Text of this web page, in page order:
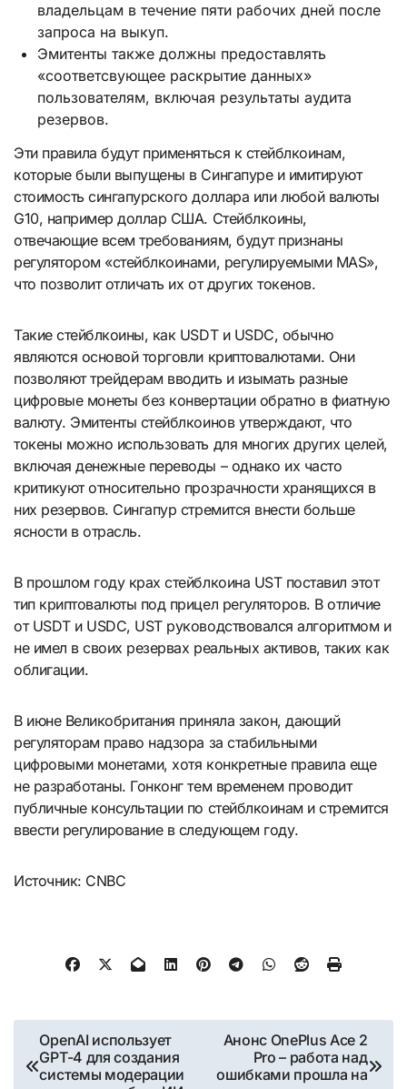
владельцам в течение пяти рабочих дней после
запроса на выкуп.
Эмитенты также должны предоставлять
«соответсвующее раскрытие данных»
пользователям, включая результаты аудита
резервов.
Эти правила будут применяться к стейблкоинам,
которые были выпущены в Сингапуре и имитируют
стоимость сингапурского доллара или любой валюты
G10, например доллар США. Стейблкоины,
отвечающие всем требованиям, будут признаны
регулятором «стейблкоинами, регулируемыми MAS»,
что позволит отличать их от других токенов.
Такие стейблкоины, как USDT и USDC, обычно
являются основой торговли криптовалютами. Они
позволяют трейдерам вводить и изымать разные
цифровые монеты без конвертации обратно в фиатную
валюту. Эмитенты стейблкоинов утверждают, что
токены можно использовать для многих других целей,
включая денежные переводы – однако их часто
критикуют относительно прозрачности хранящихся в
них резервов. Сингапур стремится внести больше
ясности в отрасль.
В прошлом году крах стейблкоина UST поставил этот
тип криптовалюты под прицел регуляторов. В отличие
от USDT и USDC, UST руководствовался алгоритмом и
не имел в своих резервах реальных активов, таких как
облигации.
В июне Великобритания приняла закон, дающий
регуляторам право надзора за стабильными
цифровыми монетами, хотя конкретные правила еще
не разработаны. Гонконг тем временем проводит
публичные консультации по стейблкоинам и стремится
ввести регулирование в следующем году.
Источник: CNBC
Навигация
по
OpenAI использует
GPT-4 для создания
системы модерации
Анонс OnePlus Ace 2
Pro – работа над
ошибками прошла на